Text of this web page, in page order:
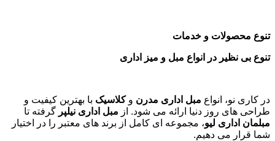
تنوع محصولات و خدمات
تنوع بی نظیر در انواع مبل و میز اداری
در کاری نو، انواع مبل اداری مدرن وکلاسیک با بهترین کیفیت و
طراحی های روز دنیا ارائه می شود. از مبل اداری نیلپر گرفته تا
مبلمان اداری لیو، مجموعه ای کامل از برند های معتبر را در اختیار
شما قرار می دهیم.